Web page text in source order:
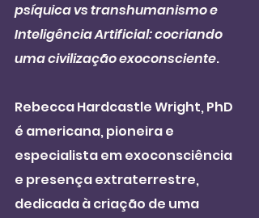
psíquica vs transhumanismo e
Inteligência Artificial: cocriando
uma civilização exoconsciente.
Rebecca Hardcastle Wright, PhD
é americana, pioneira e
especialista em exoconsciência
e presença extraterrestre,
dedicada à criação de uma